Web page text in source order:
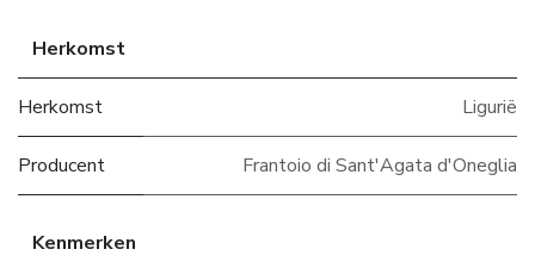
Herkomst
Herkomst Ligurië
Producent Frantoio di Sant'Agata d'Oneglia
Kenmerken